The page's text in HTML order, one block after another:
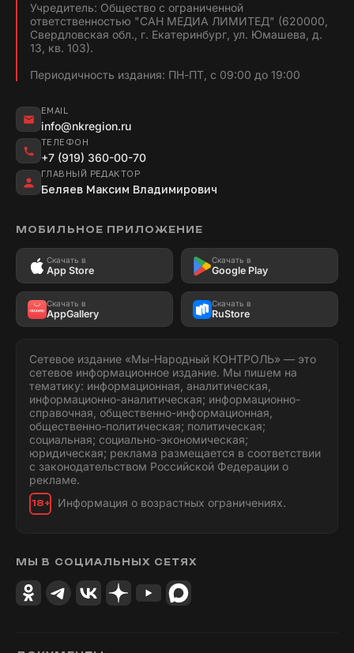
Учредитель: Общество с ограниченной
ответственностью "САН МЕДИА ЛИМИТЕД" (620000,
Свердловская обл., г. Екатеринбург, ул. Юмашева, д.
13, кв. 103).
Периодичность издания: ПН-ПТ, с 09:00 до 19:00
EMAIL
info@nkregion.ru
ТЕЛЕФОН
+7 (919) 360-00-70
ГЛАВНЫЙ РЕДАКТОР
Беляев Максим Владимирович
МОБИЛЬНОЕ ПРИЛОЖЕНИЕ
Скачать в
App Store
Скачать в
Google Play
Скачать в
AppGallery
Скачать в
RuStore
Сетевое издание «Мы-Народный КОНТРОЛЬ» — это
сетевое информационное издание. Мы пишем на
тематику: информационная, аналитическая,
информационно-аналитическая; информационно-
справочная, общественно-информационная,
общественно-политическая; политическая;
социальная; социально-экономическая;
юридическая; реклама размещается в соответствии
с законодательством Российской Федерации о
рекламе.
18+ Информация о возрастных ограничениях.
МЫ В СОЦИАЛЬНЫХ СЕТЯХ